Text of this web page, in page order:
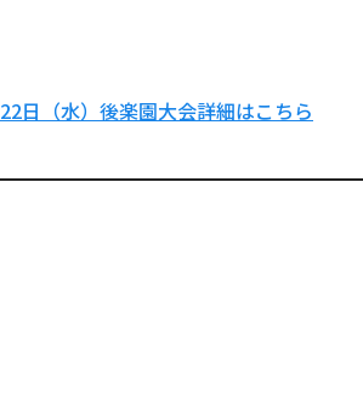
日（水）後楽園大会詳細はこちら